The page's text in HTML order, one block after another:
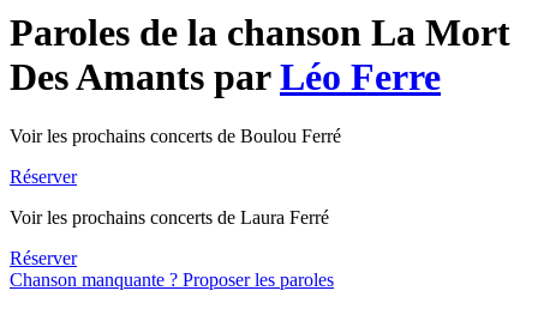
Paroles de la chanson La Mort
Des Amants parLéo Ferre
Voir les prochains concerts de Boulou Ferré
Réserver
Voir les prochains concerts de Laura Ferré
Réserver
Chanson manquante ? Proposer les paroles